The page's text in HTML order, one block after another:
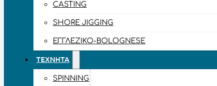
CASTING
SHORE JIGGING
ΕΓΓΛΈΖΙΚΟ-BOLOGNESE
ΤΕΧΝΗΤΆ
SPINNING